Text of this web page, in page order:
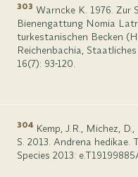
303 Warncke K. 1976. Zur
Bienengattung Nomia
turkestanischen Becken
Reichenbachia,
16(7): 93-120.
304 Kemp, J.R., Michez,
S. 2013. Andrena
Species 2013: